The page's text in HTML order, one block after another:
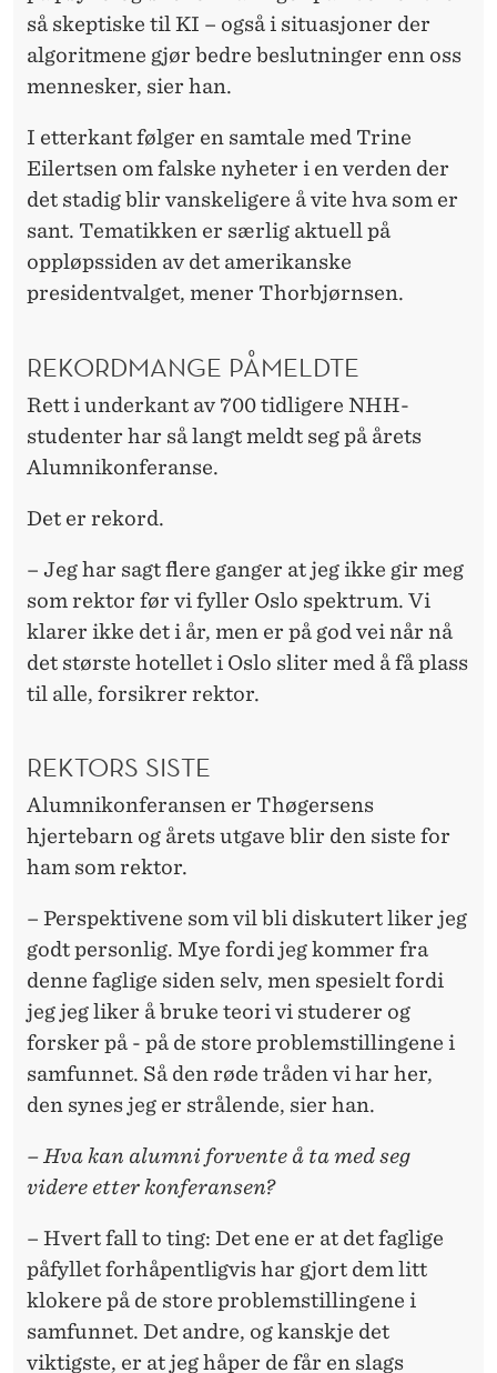
så skeptiske til KI – også i situasjoner der
algoritmene gjør bedre beslutninger enn oss
mennesker, sier han.
I etterkant følger en samtale med Trine
Eilertsen om falske nyheter i en verden der
det stadig blir vanskeligere å vite hva som er
sant. Tematikken er særlig aktuell på
oppløpssiden av det amerikanske
presidentvalget, mener Thorbjørnsen.
REKORDMANGE PÅMELDTE
Rett i underkant av 700 tidligere NHH-
studenter har så langt meldt seg på årets
Alumnikonferanse.
Det er rekord.
– Jeg har sagt flere ganger at jeg ikke gir meg
som rektor før vi fyller Oslo spektrum. Vi
klarer ikke det i år, men er på god vei når nå
det største hotellet i Oslo sliter med å få plass
til alle, forsikrer rektor.
REKTORS SISTE
Alumnikonferansen er Thøgersens
hjertebarn og årets utgave blir den siste for
ham som rektor.
– Perspektivene som vil bli diskutert liker jeg
godt personlig. Mye fordi jeg kommer fra
denne faglige siden selv, men spesielt fordi
jeg jeg liker å bruke teori vi studerer og
forsker på - på de store problemstillingene i
samfunnet. Så den røde tråden vi har her,
den synes jeg er strålende, sier han.
– Hva kan alumni forvente å ta med seg
videre etter konferansen?
– Hvert fall to ting: Det ene er at det faglige
påfyllet forhåpentligvis har gjort dem litt
klokere på de store problemstillingene i
samfunnet. Det andre, og kanskje det
viktigste, er at jeg håper de får en slags